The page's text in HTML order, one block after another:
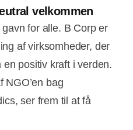
velkommen
gavn for alle. B Corp er
af virksomheder, der
positiv kraft i verden.
NGO’en bag
ser frem til at få